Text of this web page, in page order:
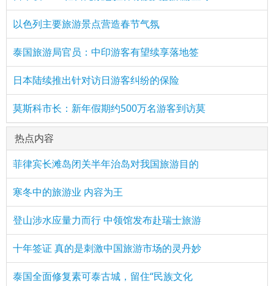
以色列主要旅游景点营造春节气氛
泰国旅游局官员：中印游客有望续享落地签
日本陆续推出针对访日游客纠纷的保险
莫斯科市长：新年假期约500万名游客到访莫
热点内容
菲律宾长滩岛闭关半年治岛对我国旅游目的
寒冬中的旅游业 内容为王
登山涉水应量力而行 中领馆发布赴瑞士旅游
十年签证 真的是刺激中国旅游市场的灵丹妙
泰国全面修复素可泰古城，留住“民族文化